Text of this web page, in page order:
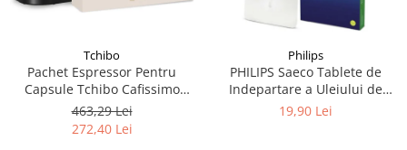
Tchibo
Pachet Espressor Pentru
Capsule Tchibo Cafissimo
Pure Grey + TCHIBO
CAFISSIMO Set Capsule 6
Sortimente - Bundle
463,29 Lei
272,40 Lei
Philips
PHILIPS Saeco Tablete de
Indepartare a Uleiului de
Cafea 6buc
19,90 Lei